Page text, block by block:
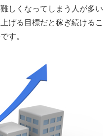
しくなってしまう人が多い
げる目標だと稼ぎ続けるこ
す。